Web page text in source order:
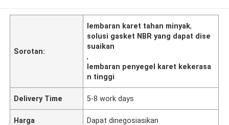
Sorotan:
lembaran karet tahan minyak,
solusi gasket NBR yang dapat dise
suaikan
,
lembaran penyegel karet kekerasa
n tinggi
Delivery Time 5-8 work days
Harga Dapat dinegosiasikan